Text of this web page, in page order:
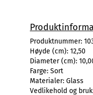
Produktnummer:
Høyde (cm): 12,50
Diameter (cm):
Farge: Sort
Materialer: Glass
Vedlikehold og